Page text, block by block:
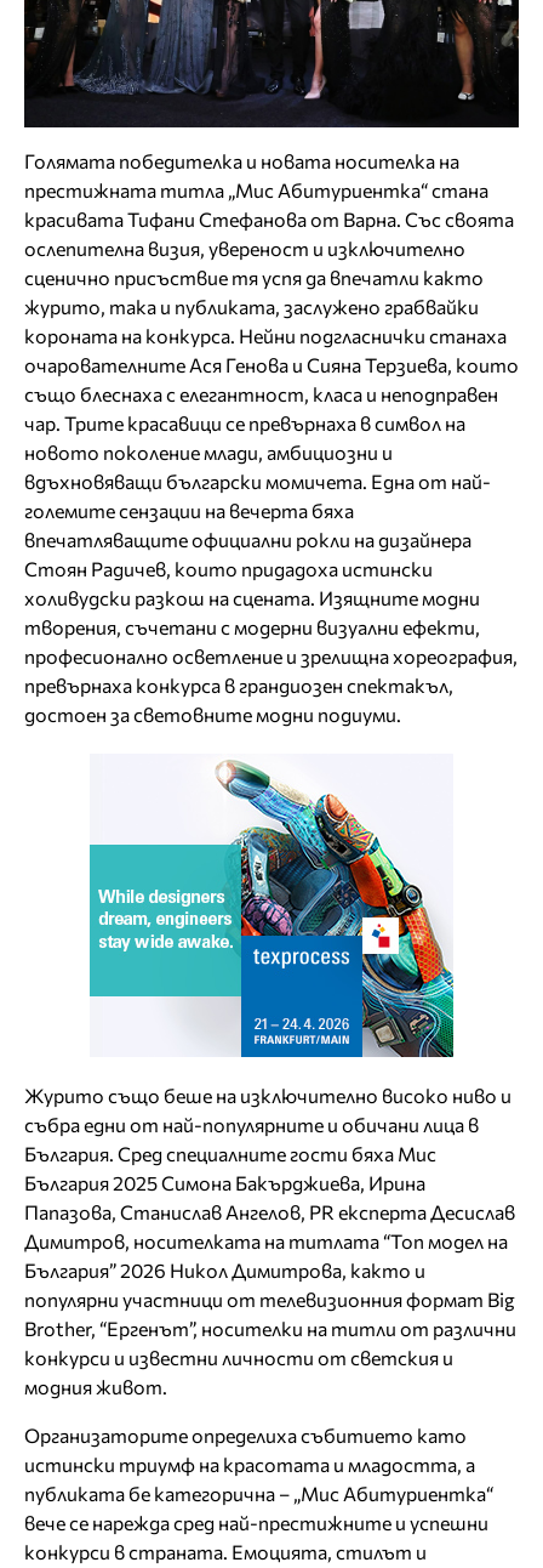
Голямата победителка и новата носителка на
престижната титла „Мис Абитуриентка“ стана
красивата Тифани Стефанова от Варна. Със своята
ослепителна визия, увереност и изключително
сценично присъствие тя успя да впечатли както
журито, така и публиката, заслужено грабвайки
короната на конкурса. Нейни подгласнички станаха
очарователните Ася Генова и Сияна Терзиева, които
също блеснаха с елегантност, класа и неподправен
чар. Трите красавици се превърнаха в символ на
новото поколение млади, амбициозни и
вдъхновяващи български момичета. Една от най-
големите сензации на вечерта бяха
впечатляващите официални рокли на дизайнера
Стоян Радичев, които придадоха истински
холивудски разкош на сцената. Изящните модни
творения, съчетани с модерни визуални ефекти,
професионално осветление и зрелищна хореография,
превърнаха конкурса в грандиозен спектакъл,
достоен за световните модни подиуми.
Журито също беше на изключително високо ниво и
събра едни от най-популярните и обичани лица в
България. Сред специалните гости бяха Мис
България 2025 Симона Бакърджиева, Ирина
Папазова, Станислав Ангелов, PR експерта Десислав
Димитров, носителката на титлата “Топ модел на
България” 2026 Никол Димитрова, както и
популярни участници от телевизионния формат Big
Brother, “Ергенът”, носителки на титли от различни
конкурси и известни личности от светския и
модния живот.
Организаторите определиха събитието като
истински триумф на красотата и младостта, а
публиката бе категорична – „Мис Абитуриентка“
вече се нарежда сред най-престижните и успешни
конкурси в страната. Емоцията, стилът и